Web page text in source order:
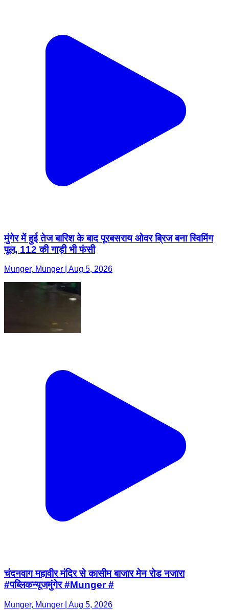
मुंगेर में हुई तेज बारिश के बाद पूरबसराय ओवर ब्रिज बना स्विमिंग
पूल, 112 की गाड़ी भी फंसी
Munger, Munger | Aug 5, 2026
चंदनवाग महावीर मंदिर से कासीम बाजार मेन रोड नजारा
#पब्लिकन्यूजमुंगेर #Munger #
Munger, Munger | Aug 5, 2026